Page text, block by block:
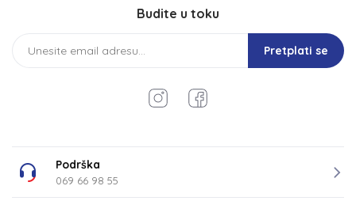
Budite u toku
Pretplati se
Podrška
069 66 98 55